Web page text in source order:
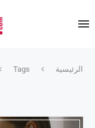
الرئيسية Tags